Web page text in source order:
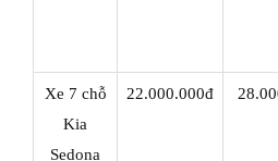
Xe 7 chỗ
Kia
Sedona
22.000.000đ